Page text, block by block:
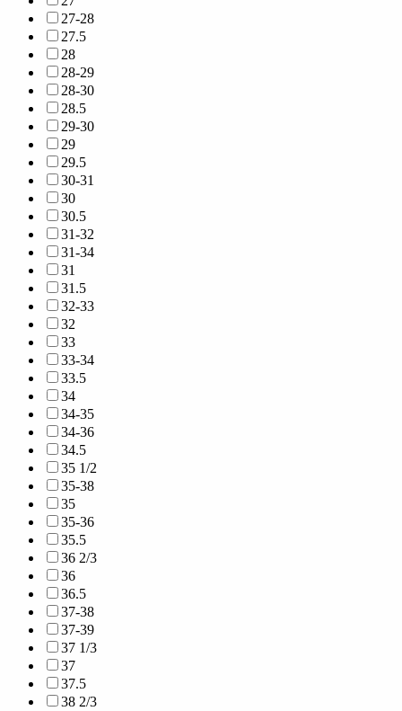
27-28
27.5
28
28-29
28-30
28.5
29-30
29
29.5
30-31
30
30.5
31-32
31-34
31
31.5
32-33
32
33
33-34
33.5
34
34-35
34-36
34.5
35 1/2
35-38
35
35-36
35.5
36 2/3
36
36.5
37-38
37-39
37 1/3
37
37.5
38 2/3